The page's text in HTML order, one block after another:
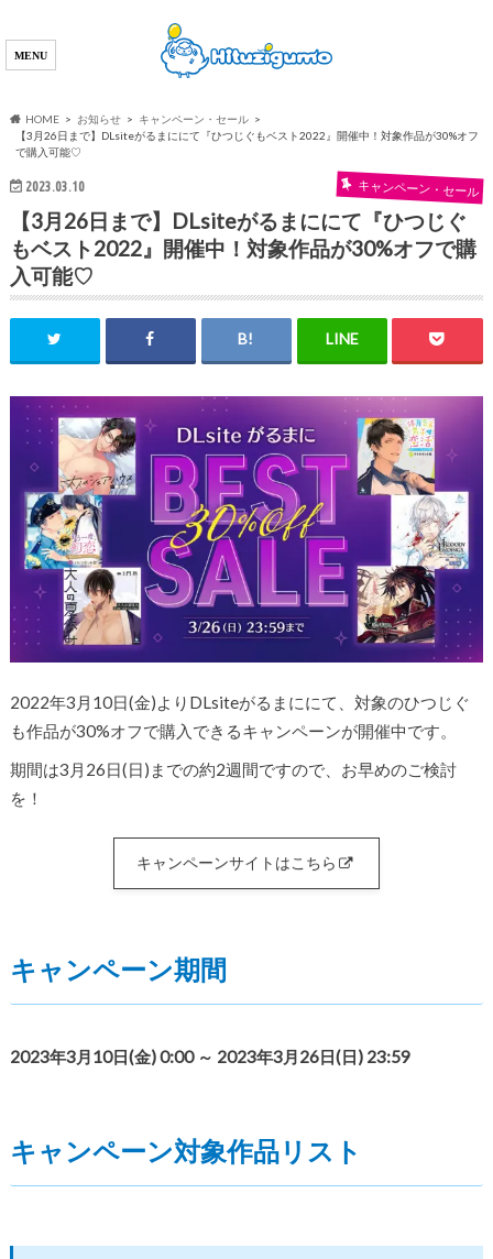
HOME お知らせ
キャンペーン・セール
【3月26日まで】DLsiteがるまににて『ひつじぐもベスト2022』開催中！対象作品が30%オフ
で購入可能♡
2023.03.10 キャンペーン・セール
【3月26日まで】DLsiteがるまににて『ひつじぐ
もベスト2022』開催中！対象作品が30%オフで購
入可能♡
2022年3月10日(金)よりDLsiteがるまににて、対象のひつじぐ
も作品が30%オフで購入できるキャンペーンが開催中です。
期間は3月26日(日)までの約2週間ですので、お早めのご検討
を！
キャンペーンサイトはこちら
キャンペーン期間
2023年3月10日(金) 0:00 ～ 2023年3月26日(日) 23:59
キャンペーン対象作品リスト